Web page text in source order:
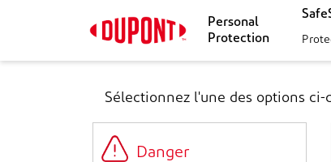
Personal
Protection
Sélectionnez l'une des options
Danger